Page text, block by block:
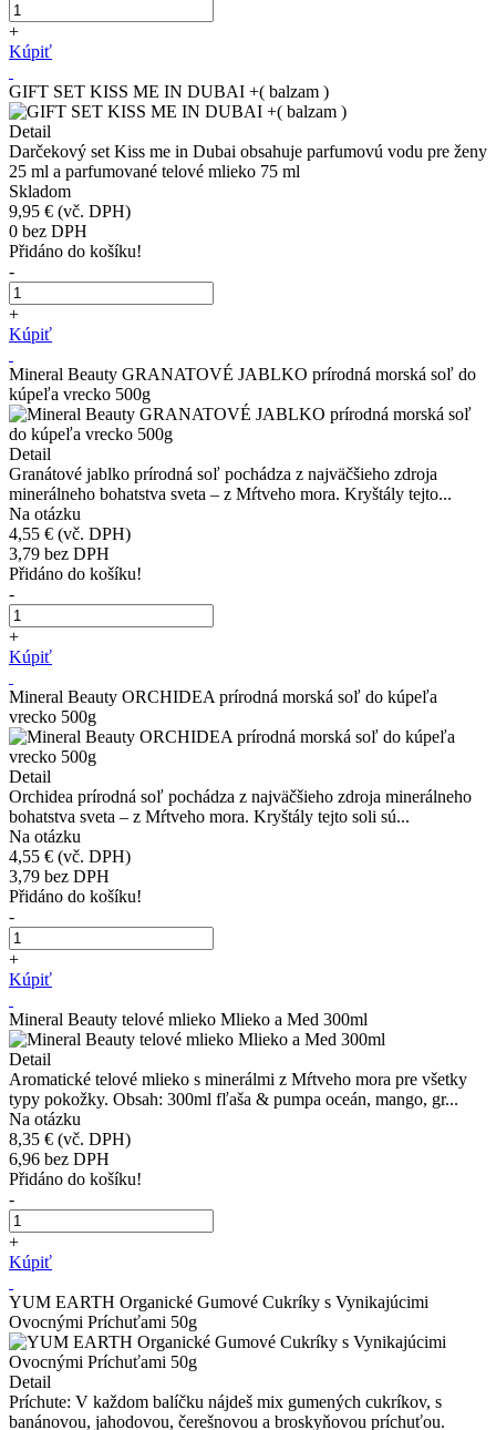
+
Kúpiť
GIFT SET KISS ME IN DUBAI +( balzam )
Detail
Darčekový set Kiss me in Dubai obsahuje parfumovú vodu pre ženy
25 ml a parfumované telové mlieko 75 ml
Skladom
9,95 € (vč. DPH)
0 bez DPH
Přidáno do košíku!
-
+
Kúpiť
Mineral Beauty GRANATOVÉ JABLKO prírodná morská soľ do
kúpeľa vrecko 500g
Detail
Granátové jablko prírodná soľ pochádza z najväčšieho zdroja
minerálneho bohatstva sveta – z Mŕtveho mora. Kryštály tejto...
Na otázku
4,55 € (vč. DPH)
3,79 bez DPH
Přidáno do košíku!
-
+
Kúpiť
Mineral Beauty ORCHIDEA prírodná morská soľ do kúpeľa
vrecko 500g
Detail
Orchidea prírodná soľ pochádza z najväčšieho zdroja minerálneho
bohatstva sveta – z Mŕtveho mora. Kryštály tejto soli sú...
Na otázku
4,55 € (vč. DPH)
3,79 bez DPH
Přidáno do košíku!
-
+
Kúpiť
Mineral Beauty telové mlieko Mlieko a Med 300ml
Detail
Aromatické telové mlieko s minerálmi z Mŕtveho mora pre všetky
typy pokožky. Obsah: 300ml fľaša & pumpa oceán, mango, gr...
Na otázku
8,35 € (vč. DPH)
6,96 bez DPH
Přidáno do košíku!
-
+
Kúpiť
YUM EARTH Organické Gumové Cukríky s Vynikajúcimi
Ovocnými Príchuťami 50g
Detail
Príchute: V každom balíčku nájdeš mix gumených cukríkov, s
banánovou, jahodovou, čerešnovou a broskyňovou príchuťou.